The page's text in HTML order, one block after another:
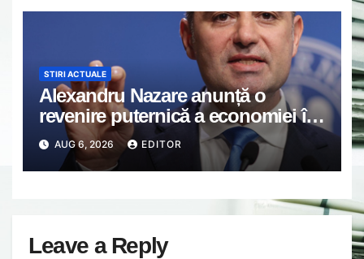
STIRI ACTUALE
Alexandru Nazare anunță o
revenire puternică a economiei în
2027: Inflația va scădea, consumul
va crește
AUG 6, 2026 EDITOR
Leave a Reply